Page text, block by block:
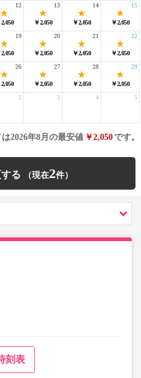
2,050
12
￥2,050
13
￥2,050
14
￥2,050
15
2,050
19
￥2,050
20
￥2,050
21
￥2,050
22
2,050
26
￥2,050
27
￥2,050
28
￥2,050
29
2 3 4 5
は2026年8月の最安値 ￥2,050です。
る 2
刻表